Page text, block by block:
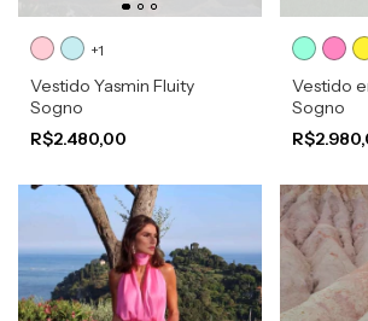
+1
Vestido Yasmin Fluity
Sogno
R$2.480,00
Vestido
Sogno